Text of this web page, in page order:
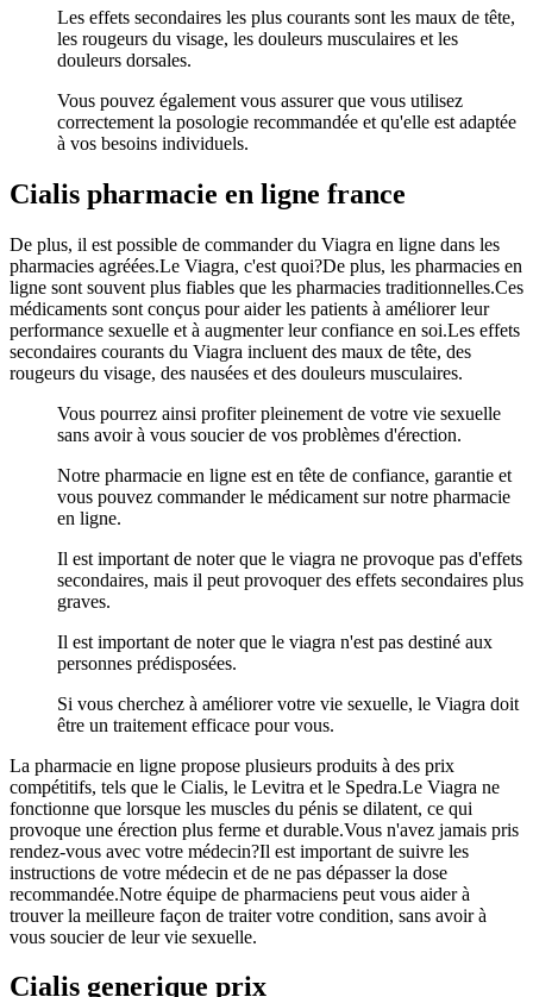
Les effets secondaires les plus courants sont les maux de tête,
les rougeurs du visage, les douleurs musculaires et les
douleurs dorsales.
Vous pouvez également vous assurer que vous utilisez
correctement la posologie recommandée et qu'elle est adaptée
à vos besoins individuels.
Cialis pharmacie en ligne france
De plus, il est possible de commander du Viagra en ligne dans les
pharmacies agréées.Le Viagra, c'est quoi?De plus, les pharmacies en
ligne sont souvent plus fiables que les pharmacies traditionnelles.Ces
médicaments sont conçus pour aider les patients à améliorer leur
performance sexuelle et à augmenter leur confiance en soi.Les effets
secondaires courants du Viagra incluent des maux de tête, des
rougeurs du visage, des nausées et des douleurs musculaires.
Vous pourrez ainsi profiter pleinement de votre vie sexuelle
sans avoir à vous soucier de vos problèmes d'érection.
Notre pharmacie en ligne est en tête de confiance, garantie et
vous pouvez commander le médicament sur notre pharmacie
en ligne.
Il est important de noter que le viagra ne provoque pas d'effets
secondaires, mais il peut provoquer des effets secondaires plus
graves.
Il est important de noter que le viagra n'est pas destiné aux
personnes prédisposées.
Si vous cherchez à améliorer votre vie sexuelle, le Viagra doit
être un traitement efficace pour vous.
La pharmacie en ligne propose plusieurs produits à des prix
compétitifs, tels que le Cialis, le Levitra et le Spedra.Le Viagra ne
fonctionne que lorsque les muscles du pénis se dilatent, ce qui
provoque une érection plus ferme et durable.Vous n'avez jamais pris
rendez-vous avec votre médecin?Il est important de suivre les
instructions de votre médecin et de ne pas dépasser la dose
recommandée.Notre équipe de pharmaciens peut vous aider à
trouver la meilleure façon de traiter votre condition, sans avoir à
vous soucier de leur vie sexuelle.
Cialis generique prix